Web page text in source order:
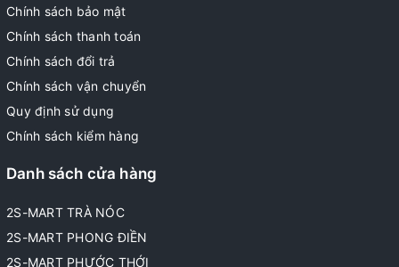
Chính sách bảo mật
Chính sách thanh toán
Chính sách đổi trả
Chính sách vận chuyển
Quy định sử dụng
Chính sách kiểm hàng
Danh sách cửa hàng
2S-MART TRÀ NÓC
2S-MART PHONG ĐIỀN
2S-MART PHƯỚC THỚI